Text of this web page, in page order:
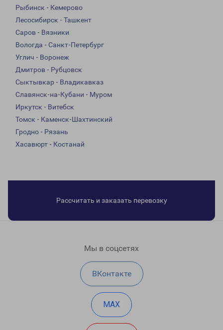
Рыбинск - Кемерово
Лесосибирск - Ташкент
Саров - Вязники
Вологда - Санкт-Петербург
Углич - Воронеж
Дмитров - Рубцовск
Сыктывкар - Владикавказ
Славянск-на-Кубани - Муром
Иркутск - Витебск
Томск - Каменск-Шахтинский
Гродно - Рязань
Хасавюрт - Костанай
Рассчитать и заказать перевозку
Мы в соцсетях
ВКонтакте
MAX